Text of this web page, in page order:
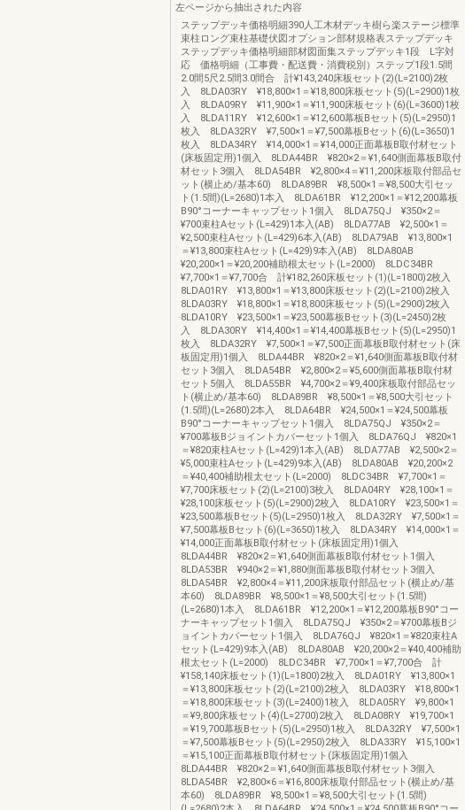
左ページから抽出された内容
ステップデッキ価格明細390人工木材デッキ樹ら楽ステージ標準
束柱ロング束柱基礎伏図オプション部材規格表ステップデッキ
ステップデッキ価格明細部材図面集ステップデッキ1段 L字対
応 価格明細（工事費・配送費・消費税別）ステップ1段1.5間
2.0間5尺2.5間3.0間合 計¥143,240床板セット(2)(L=2100)2枚
入 8LDA03RY ¥18,800×1＝¥18,800床板セット(5)(L=2900)1枚
入 8LDA09RY ¥11,900×1＝¥11,900床板セット(6)(L=3600)1枚
入 8LDA11RY ¥12,600×1＝¥12,600幕板Bセット(5)(L=2950)1
枚入 8LDA32RY ¥7,500×1＝¥7,500幕板Bセット(6)(L=3650)1
枚入 8LDA34RY ¥14,000×1＝¥14,000正面幕板B取付材セット
(床板固定用)1個入 8LDA44BR ¥820×2＝¥1,640側面幕板B取付
材セット3個入 8LDA54BR ¥2,800×4＝¥11,200床板取付部品セ
ット(横止め/基本60) 8LDA89BR ¥8,500×1＝¥8,500大引セッ
ト(1.5間)(L=2680)1本入 8LDA61BR ¥12,200×1＝¥12,200幕板
B90°コーナーキャップセット1個入 8LDA75QJ ¥350×2＝
¥700束柱Aセット(L=429)1本入(AB) 8LDA77AB ¥2,500×1＝
¥2,500束柱Aセット(L=429)6本入(AB) 8LDA79AB ¥13,800×1
＝¥13,800束柱Aセット(L=429)9本入(AB) 8LDA80AB
¥20,200×1＝¥20,200補助根太セット(L=2000) 8LDC34BR
¥7,700×1＝¥7,700合 計¥182,260床板セット(1)(L=1800)2枚入
8LDA01RY ¥13,800×1＝¥13,800床板セット(2)(L=2100)2枚入
8LDA03RY ¥18,800×1＝¥18,800床板セット(5)(L=2900)2枚入
8LDA10RY ¥23,500×1＝¥23,500幕板Bセット(3)(L=2450)2枚
入 8LDA30RY ¥14,400×1＝¥14,400幕板Bセット(5)(L=2950)1
枚入 8LDA32RY ¥7,500×1＝¥7,500正面幕板B取付材セット(床
板固定用)1個入 8LDA44BR ¥820×2＝¥1,640側面幕板B取付材
セット3個入 8LDA54BR ¥2,800×2＝¥5,600側面幕板B取付材
セット5個入 8LDA55BR ¥4,700×2＝¥9,400床板取付部品セッ
ト(横止め/基本60) 8LDA89BR ¥8,500×1＝¥8,500大引セット
(1.5間)(L=2680)2本入 8LDA64BR ¥24,500×1＝¥24,500幕板
B90°コーナーキャップセット1個入 8LDA75QJ ¥350×2＝
¥700幕板Bジョイントカバーセット1個入 8LDA76QJ ¥820×1
＝¥820束柱Aセット(L=429)1本入(AB) 8LDA77AB ¥2,500×2＝
¥5,000束柱Aセット(L=429)9本入(AB) 8LDA80AB ¥20,200×2
＝¥40,400補助根太セット(L=2000) 8LDC34BR ¥7,700×1＝
¥7,700床板セット(2)(L=2100)3枚入 8LDA04RY ¥28,100×1＝
¥28,100床板セット(5)(L=2900)2枚入 8LDA10RY ¥23,500×1＝
¥23,500幕板Bセット(5)(L=2950)1枚入 8LDA32RY ¥7,500×1＝
¥7,500幕板Bセット(6)(L=3650)1枚入 8LDA34RY ¥14,000×1＝
¥14,000正面幕板B取付材セット(床板固定用)1個入
8LDA44BR ¥820×2＝¥1,640側面幕板B取付材セット1個入
8LDA53BR ¥940×2＝¥1,880側面幕板B取付材セット3個入
8LDA54BR ¥2,800×4＝¥11,200床板取付部品セット(横止め/基
本60) 8LDA89BR ¥8,500×1＝¥8,500大引セット(1.5間)
(L=2680)1本入 8LDA61BR ¥12,200×1＝¥12,200幕板B90°コー
ナーキャップセット1個入 8LDA75QJ ¥350×2＝¥700幕板Bジ
ョイントカバーセット1個入 8LDA76QJ ¥820×1＝¥820束柱A
セット(L=429)9本入(AB) 8LDA80AB ¥20,200×2＝¥40,400補助
根太セット(L=2000) 8LDC34BR ¥7,700×1＝¥7,700合 計
¥158,140床板セット(1)(L=1800)2枚入 8LDA01RY ¥13,800×1
＝¥13,800床板セット(2)(L=2100)2枚入 8LDA03RY ¥18,800×1
＝¥18,800床板セット(3)(L=2400)1枚入 8LDA05RY ¥9,800×1
＝¥9,800床板セット(4)(L=2700)2枚入 8LDA08RY ¥19,700×1
＝¥19,700幕板Bセット(5)(L=2950)1枚入 8LDA32RY ¥7,500×1
＝¥7,500幕板Bセット(5)(L=2950)2枚入 8LDA33RY ¥15,100×1
＝¥15,100正面幕板B取付材セット(床板固定用)1個入
8LDA44BR ¥820×2＝¥1,640側面幕板B取付材セット3個入
8LDA54BR ¥2,800×6＝¥16,800床板取付部品セット(横止め/基
本60) 8LDA89BR ¥8,500×1＝¥8,500大引セット(1.5間)